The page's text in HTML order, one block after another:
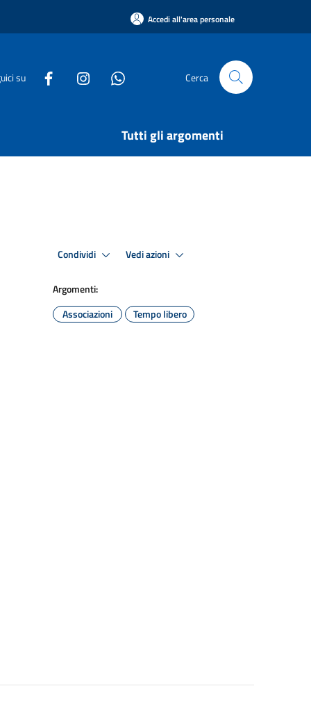
Accedi all'area personale
su Cerca
Tutti gli argomenti
Condividi Vedi azioni
Argomenti:
Associazioni
Tempo libero